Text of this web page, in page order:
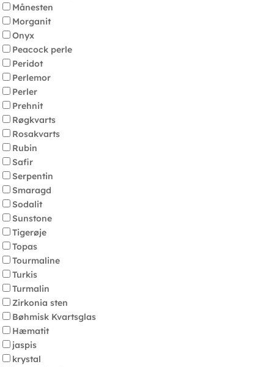
Månesten
Morganit
Onyx
Peacock perle
Peridot
Perlemor
Perler
Prehnit
Røgkvarts
Rosakvarts
Rubin
Safir
Serpentin
Smaragd
Sodalit
Sunstone
Tigerøje
Topas
Tourmaline
Turkis
Turmalin
Zirkonia sten
Bøhmisk Kvartsglas
Hæmatit
jaspis
krystal